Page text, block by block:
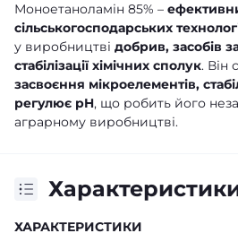
Моноетаноламін 85% –
сільськогосподарських
у виробництві добрив, засобів
стабілізації хімічних сполук. Він
засвоєння мікроелементів,
регулює pH, що робить його
аграрному виробництві.
ХАРАКТЕРИСТИКИ